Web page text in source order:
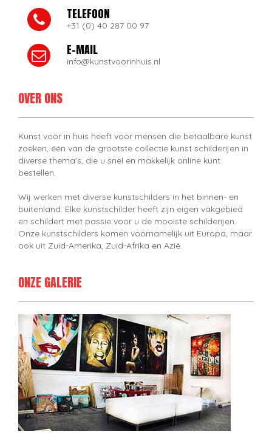
TELEFOON
+31 (0) 40 287 00 97
E-MAIL
info@kunstvoorinhuis.nl
OVER ONS
Kunst voor in huis heeft voor mensen die betaalbare kunst
zoeken, één van de grootste collectie kunst schilderijen in
diverse thema's, die u snel en makkelijk online kunt
bestellen.
Wij werken met diverse kunstschilders in het binnen- en
buitenland. Elke kunstschilder heeft zijn eigen vakgebied
en schildert met passie voor u de mooiste schilderijen.
Onze kunstschilders komen voornamelijk uit Europa, maar
ook uit Zuid-Amerika, Zuid-Afrika en Azië.
ONZE GALERIE